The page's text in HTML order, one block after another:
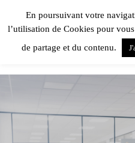
En poursuivant votre
l’utilisation de Cookies pour
de partage et du contenu.